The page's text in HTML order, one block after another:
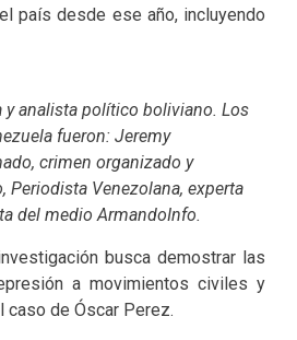
país desde ese año, incluyendo
y analista político boliviano. Los
fueron: Jeremy
crimen organizado y
Periodista Venezolana, experta
del medio ArmandoInfo.
busca demostrar las
a movimientos civiles y
de Óscar Perez.